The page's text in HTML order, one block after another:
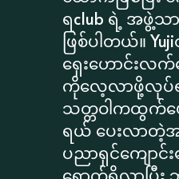
ရclub ရဲ့ အဖွဲ့သ
ဖြစ်ပါတယ်။
ရှေးဟောင်းလက်
ကိုလေ့လာဖို့လုပ်ရ
သတ္တဝါကထွက်ပေ
ရယ် ပေးလာတဲ့အ
ပညာရှင်ကျော